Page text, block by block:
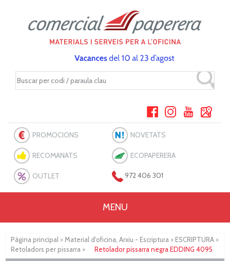
PROMOCIONS NOVETATS
RECOMANATS ECOPAPERERA
OUTLET 972 406 301
MENU
Pàgina principal > Material d'oficina, Arxiu - Escriptura > ESCRIPTURA >
Retoladors per pissarra >
Retolador pissarra negra EDDING 4095